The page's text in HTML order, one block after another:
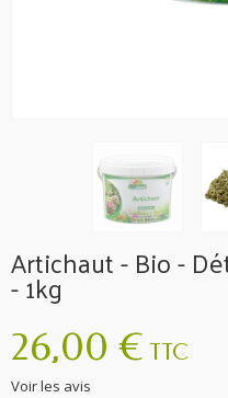
Artichaut - Bio -
- 1kg
26,00 € TTC
Voir les avis